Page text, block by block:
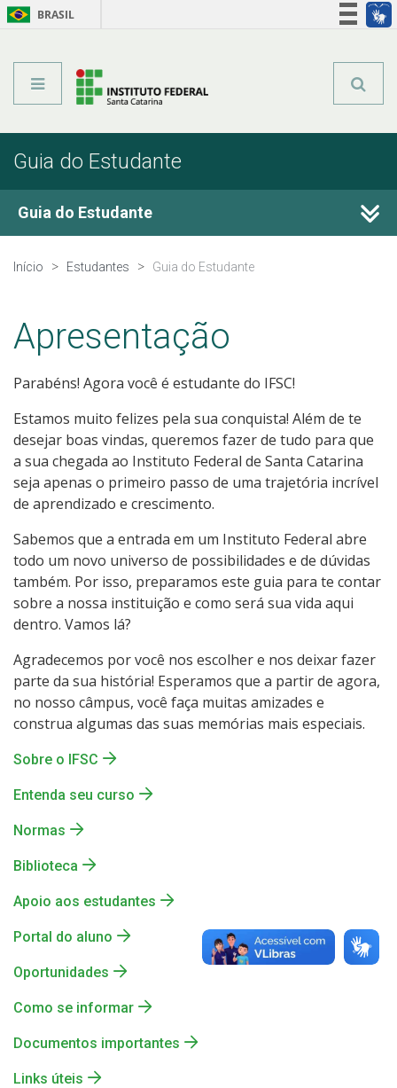
BRASIL
Guia do Estudante
Guia do Estudante
Apresentação
Entenda seu curso
Biblioteca
Apoio aos estudantes
Portal do aluno
Oportunidades
Como se informar
Documentos importantes
Links úteis
Fale conosco
Início Estudantes Guia do Estudante
Apresentação
Parabéns! Agora você é estudante do IFSC!
Estamos muito felizes pela sua conquista! Além de te
desejar boas vindas, queremos fazer de tudo para que
a sua chegada ao Instituto Federal de Santa Catarina
seja apenas o primeiro passo de uma trajetória incrível
de aprendizado e crescimento.
Sabemos que a entrada em um Instituto Federal abre
todo um novo universo de possibilidades e de dúvidas
também. Por isso, preparamos este guia para te contar
sobre a nossa instituição e como será sua vida aqui
dentro. Vamos lá?
Agradecemos por você nos escolher e nos deixar fazer
parte da sua história! Esperamos que a partir de agora,
no nosso câmpus, você faça muitas amizades e
construa algumas das suas memórias mais especiais.
Sobre o IFSC
Entenda seu curso
Normas
Biblioteca
Apoio aos estudantes
Portal do aluno
Oportunidades
Como se informar
Documentos importantes
Links úteis